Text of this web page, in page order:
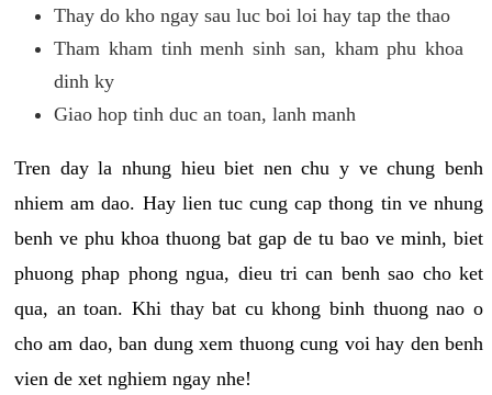
Thay do kho ngay sau luc boi loi hay tap the thao
Tham kham tinh menh sinh san, kham phu khoa
dinh ky
Giao hop tinh duc an toan, lanh manh
Tren day la nhung hieu biet nen chu y ve chung benh
nhiem am dao. Hay lien tuc cung cap thong tin ve nhung
benh ve phu khoa thuong bat gap de tu bao ve minh, biet
phuong phap phong ngua, dieu tri can benh sao cho ket
qua, an toan. Khi thay bat cu khong binh thuong nao o
cho am dao, ban dung xem thuong cung voi hay den benh
vien de xet nghiem ngay nhe!